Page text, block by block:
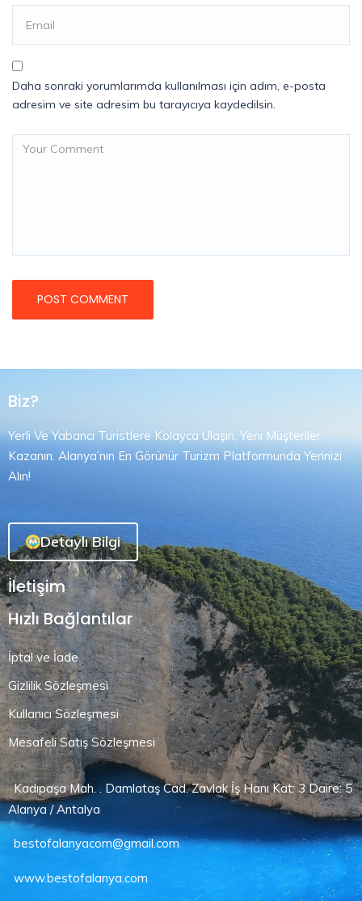
Daha sonraki yorumlarımda kullanılması için adım, e-posta
adresim ve site adresim bu tarayıcıya kaydedilsin.
Biz?
Yerli Ve Yabancı Turistlere Kolayca Ulaşın, Yeni Müşteriler
Kazanın. Alanya’nın En Görünür Turizm Platformunda Yerinizi
Alın!
Detaylı Bilgi
İletişim
Hızlı Bağlantılar
İptal ve İade
Gizlilik Sözleşmesi
Kullanıcı Sözleşmesi
Mesafeli Satış Sözleşmesi
Kadıpaşa Mah. . Damlataş Cad. Zavlak İş Hanı Kat: 3 Daire: 5
Alanya / Antalya
bestofalanyacom@gmail.com
www.bestofalanya.com